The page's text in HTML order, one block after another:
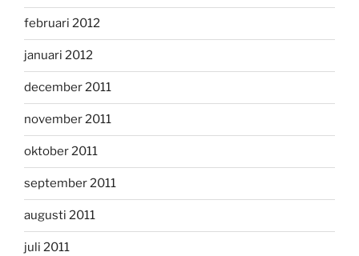
februari 2012
januari 2012
december 2011
november 2011
oktober 2011
september 2011
augusti 2011
juli 2011